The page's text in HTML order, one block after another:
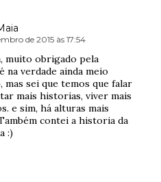
de 2015 às 17:54
muito obrigado pela
na verdade ainda meio
mas sei que temos que falar
mais historias, viver mais
e sim, há alturas mais
contei a historia da
:)